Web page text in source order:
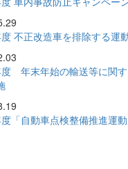
不正改造車を排除する運
年末年始の輸送等に関
「自動車点検整備推進運